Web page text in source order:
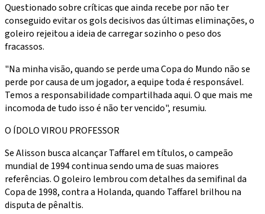
Questionado sobre críticas que ainda recebe por não ter
conseguido evitar os gols decisivos das últimas eliminações, o
goleiro rejeitou a ideia de carregar sozinho o peso dos
fracassos.
"Na minha visão, quando se perde uma Copa do Mundo não se
perde por causa de um jogador, a equipe toda é responsável.
Temos a responsabilidade compartilhada aqui. O que mais me
incomoda de tudo isso é não ter vencido", resumiu.
O ÍDOLO VIROU PROFESSOR
Se Alisson busca alcançar Taffarel em títulos, o campeão
mundial de 1994 continua sendo uma de suas maiores
referências. O goleiro lembrou com detalhes da semifinal da
Copa de 1998, contra a Holanda, quando Taffarel brilhou na
disputa de pênaltis.